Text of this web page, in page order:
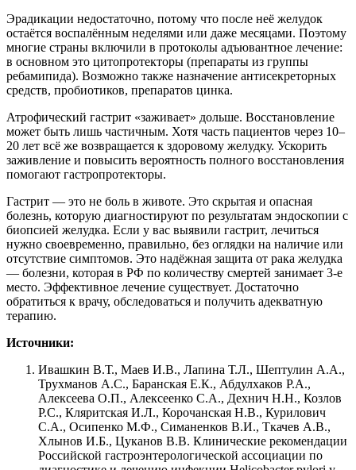
Эрадикации недостаточно, потому что после неё желудок
остаётся воспалённым неделями или даже месяцами. Поэтому
многие страны включили в протоколы адъювантное лечение:
в основном это цитопротекторы (препараты из группы
ребамипида). Возможно также назначение антисекреторных
средств, пробиотиков, препаратов цинка.
Атрофический гастрит «заживает» дольше. Восстановление
может быть лишь частичным. Хотя часть пациентов через 10–
20 лет всё же возвращается к здоровому желудку. Ускорить
заживление и повысить вероятность полного восстановления
помогают гастропротекторы.
Гастрит — это не боль в животе. Это скрытая и опасная
болезнь, которую диагностируют по результатам эндоскопии с
биопсией желудка. Если у вас выявили гастрит, лечиться
нужно своевременно, правильно, без оглядки на наличие или
отсутствие симптомов. Это надёжная защита от рака желудка
— болезни, которая в РФ по количеству смертей занимает 3-е
место. Эффективное лечение существует. Достаточно
обратиться к врачу, обследоваться и получить адекватную
терапию.
Источники:
Ивашкин В.Т., Маев И.В., Лапина Т.Л., Шептулин А.А.,
Трухманов А.С., Баранская Е.К., Абдулхаков Р.А.,
Алексеева О.П., Алексеенко С.А., Дехнич Н.Н., Козлов
Р.С., Кляритская И.Л., Корочанская Н.В., Курилович
С.А., Осипенко М.Ф., Симаненков В.И., Ткачев А.В.,
Хлынов И.Б., Цуканов В.В. Клинические рекомендации
Российской гастроэнтерологической ассоциации по